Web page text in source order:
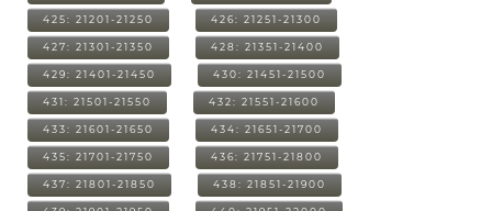
425: 21201-21250 426: 21251-21300
427: 21301-21350 428: 21351-21400
429: 21401-21450 430: 21451-21500
431: 21501-21550 432: 21551-21600
433: 21601-21650 434: 21651-21700
435: 21701-21750 436: 21751-21800
437: 21801-21850 438: 21851-21900